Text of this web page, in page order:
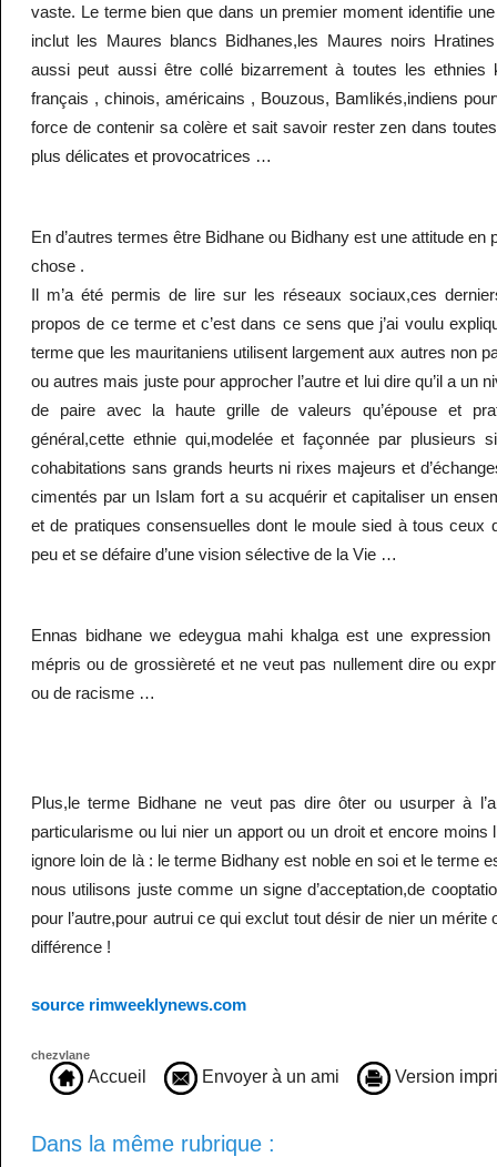
vaste. Le terme bien que dans un premier moment identifie
inclut les Maures blancs Bidhanes,les Maures noirs
aussi peut aussi être collé bizarrement à toutes les ethnies
français , chinois, américains , Bouzous, Bamlikés,indiens
force de contenir sa colère et sait savoir rester zen dans
plus délicates et provocatrices …
En d’autres termes être Bidhane ou Bidhany est une attitude en
chose .
Il m’a été permis de lire sur les réseaux sociaux,ces
propos de ce terme et c’est dans ce sens que j’ai voulu
terme que les mauritaniens utilisent largement aux autres non
ou autres mais juste pour approcher l’autre et lui dire qu’il a un
de paire avec la haute grille de valeurs qu’épouse et
général,cette ethnie qui,modelée et façonnée par plusieurs
cohabitations sans grands heurts ni rixes majeurs et
cimentés par un Islam fort a su acquérir et capitaliser un
et de pratiques consensuelles dont le moule sied à tous ceux
peu et se défaire d’une vision sélective de la Vie …
Ennas bidhane we edeygua mahi khalga est une
mépris ou de grossièreté et ne veut pas nullement dire ou
ou de racisme …
Plus,le terme Bidhane ne veut pas dire ôter ou usurper à
particularisme ou lui nier un apport ou un droit et encore moins
ignore loin de là : le terme Bidhany est noble en soi et le terme
nous utilisons juste comme un signe d’acceptation,de
pour l’autre,pour autrui ce qui exclut tout désir de nier un mérite
différence !
source rimweeklynews.com
chezvlane
Accueil Envoyer à un ami Version
Dans la même rubrique :